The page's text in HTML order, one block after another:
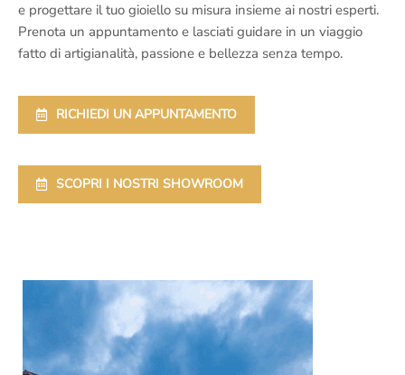
e progettare il tuo gioiello su misura insieme ai nostri esperti.
Prenota un appuntamento e lasciati guidare in un viaggio
fatto di artigianalità, passione e bellezza senza tempo.
RICHIEDI UN APPUNTAMENTO
SCOPRI I NOSTRI SHOWROOM